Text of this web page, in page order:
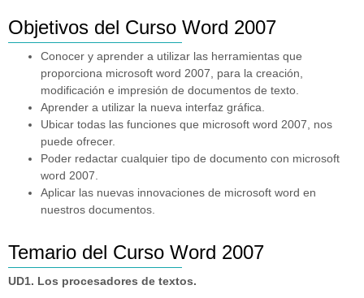
Objetivos del Curso Word 2007
Conocer y aprender a utilizar las herramientas que
proporciona microsoft word 2007, para la creación,
modificación e impresión de documentos de texto.
Aprender a utilizar la nueva interfaz gráfica.
Ubicar todas las funciones que microsoft word 2007, nos
puede ofrecer.
Poder redactar cualquier tipo de documento con microsoft
word 2007.
Aplicar las nuevas innovaciones de microsoft word en
nuestros documentos.
Temario del Curso Word 2007
UD1. Los procesadores de textos.